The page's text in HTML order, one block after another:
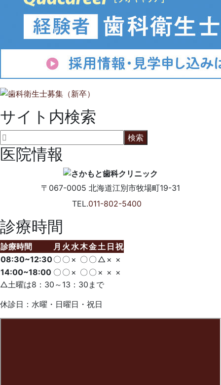
サイト内検索
医院情報
〒067-0005 北海道江別市牧場町19-31
TEL.011-802-5400
診療時間
診療時間 月 火 水木金土 日 祝
08:30~12:30〇 〇 × 〇 〇 △ × ×
14:00~18:00 〇 〇 × 〇 〇 × × ×
△土曜は8：30～13：30まで
休診日：水曜・日曜日・祝日